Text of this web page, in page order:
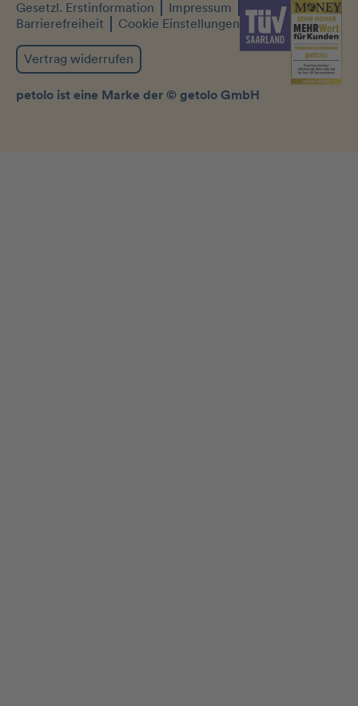
Gesetzl. Erstinformation Impressum
Datenschutz
Barrierefreiheit
Cookie Einstellungen
Vertrag widerrufen
petolo ist eine Marke der © getolo GmbH